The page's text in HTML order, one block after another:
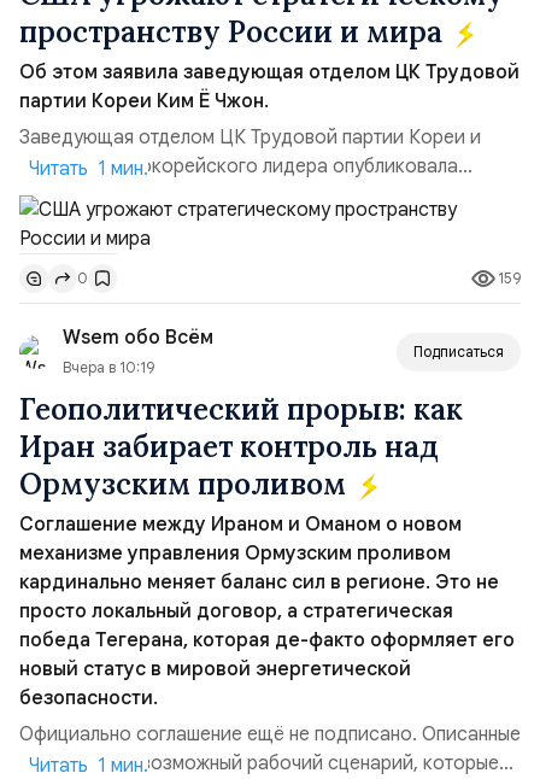
пространству России и мира
Об этом заявила заведующая отделом ЦК Трудовой
партии Кореи Ким Ё Чжон.
Заведующая отделом ЦК Трудовой партии Кореи и
сестра северокорейского лидера опубликовала
заявление для прессы в ответ на проведение Токио
совместных с флотом США запусков крылатых ракет
Томагавк.«Япония отбросила обманчивую видимость
„исключительно оборонительной страны“ и выносит
вопрос о собственном ядерном вооружении на
всеобщее обозрение, одновреме...
Читать 1 мин.
0 159
Wsem обо Всём
Вчера в 10:19
Подписаться
Геополитический прорыв: как
Иран забирает контроль над
Ормузским проливом
Соглашение между Ираном и Оманом о новом
механизме управления Ормузским проливом
кардинально меняет баланс сил в регионе. Это не
просто локальный договор, а стратегическая
победа Тегерана, которая де-факто оформляет его
новый статус в мировой энергетической
безопасности.
Официально соглашение ещё не подписано. Описанные
пункты — это возможный рабочий сценарий, которые
Читать 1 мин.